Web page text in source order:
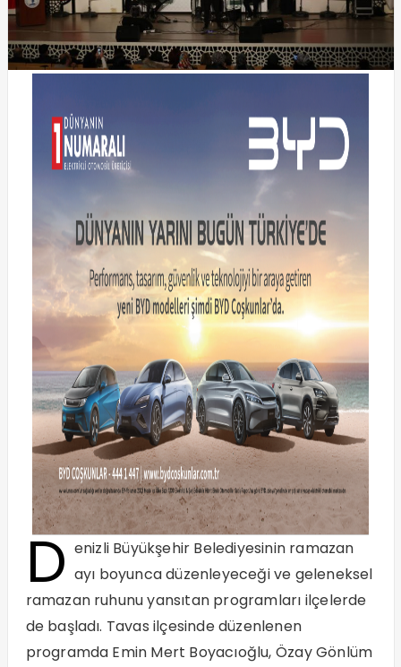
D enizli Büyükşehir Belediyesinin ramazan
ayı boyunca düzenleyeceği ve geleneksel
ramazan ruhunu yansıtan programları ilçelerde
de başladı. Tavas ilçesinde düzenlenen
programda Emin Mert Boyacıoğlu, Özay Gönlüm